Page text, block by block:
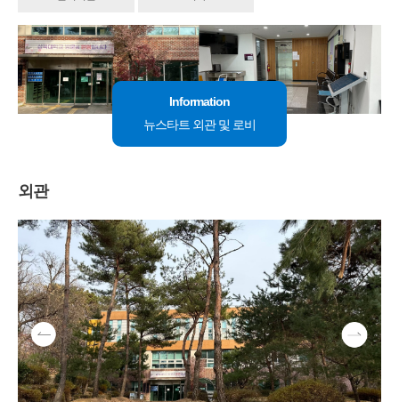
Information
뉴스타트 외관 및 로비
외관